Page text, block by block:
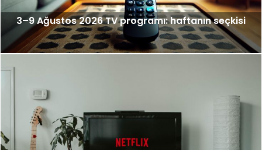
3–9 Ağustos 2026 TV programı: haftanın seçkisi